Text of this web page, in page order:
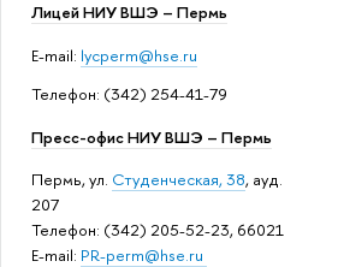
Лицей НИУ ВШЭ – Пермь
E-mail: lycperm@hse.ru
Телефон: (342) 254-41-79
Пресс-офис НИУ ВШЭ – Пермь
Пермь, ул. Студенческая, 38, ауд.
207
Телефон: (342) 205-52-23, 66021
E-mail: PR-perm@hse.ru